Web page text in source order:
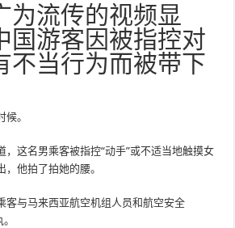
为流传的视频显
国游客因被指控对
不当行为而被带下
。
，这名男乘客被指控“动手”或不适当地触摸女
他拍了拍她的腰。
客与马来西亚航空机组人员和航空安全